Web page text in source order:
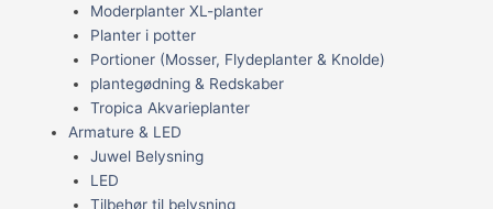
Moderplanter XL-planter
Planter i potter
Portioner (Mosser, Flydeplanter & Knolde)
plantegødning & Redskaber
Tropica Akvarieplanter
Armature & LED
Juwel Belysning
LED
Tilbehør til belysning